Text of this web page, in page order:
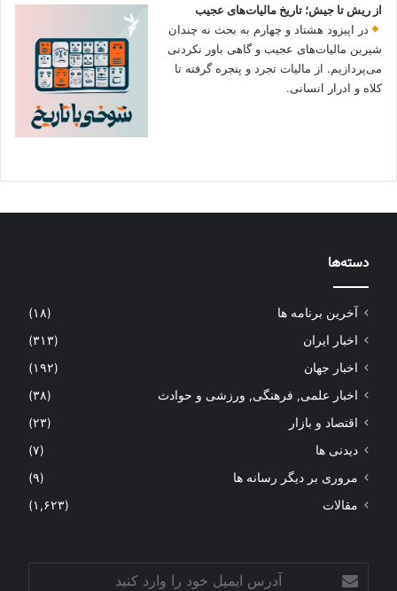
از ریش تا جیش؛ تاریخ مالیات‌های عجیب
در اپیزود هشتاد و چهارم به بحث نه چندان
شیرین مالیات‌های عجیب و گاهی باور نکردنی‌
می‌پردازیم. از مالیات تجرد و پنجره گرفته تا
کلاه و ادرار انسانی.
دسته‌ها
آخرین برنامه ها
(۱۸)
اخبار ایران
(۳۱۳)
اخبار جهان
(۱۹۲)
اخبار علمی, فرهنگی, ورزشی و حوادث
(۳۸)
اقتصاد و بازار
(۲۳)
دیدنی ها
(۷)
مروری بر دیگر رسانه ها
(۹)
مقالات
(۱,۶۲۳)